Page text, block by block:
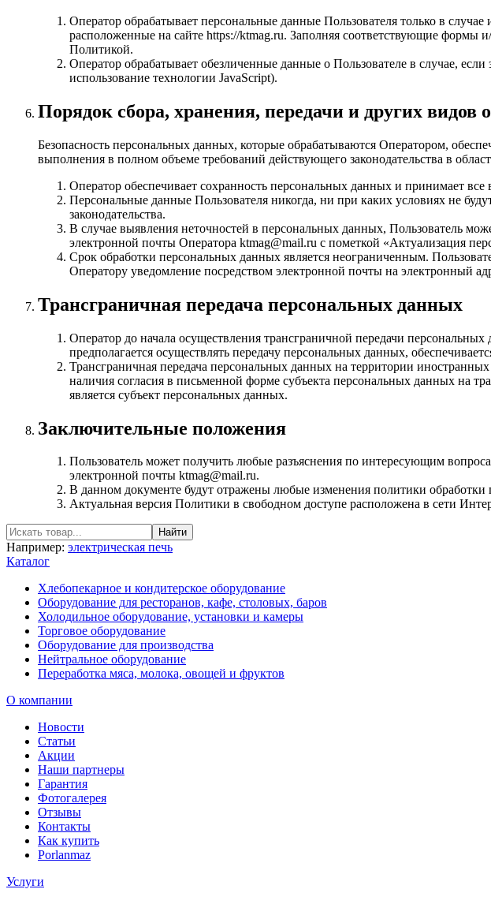
Оператор обрабатывает персональные данные Пользователя только в
расположенные на сайте https://ktmag.ru. Заполняя соответствующие формы
Политикой.
Оператор обрабатывает обезличенные данные о Пользователе в случае,
использование технологии JavaScript).
Порядок сбора, хранения, передачи и других
Безопасность персональных данных, которые обрабатываются Оператором,
выполнения в полном объеме требований действующего законодательства в
Оператор обеспечивает сохранность персональных данных и принимает
Персональные данные Пользователя никогда, ни при каких условиях не
законодательства.
В случае выявления неточностей в персональных данных, Пользователь
электронной почты Оператора ktmag@mail.ru с пометкой «Актуализация
Срок обработки персональных данных является неограниченным.
Оператору уведомление посредством электронной почты на электронный
Трансграничная передача персональных данных
Оператор до начала осуществления трансграничной передачи
предполагается осуществлять передачу персональных данных,
Трансграничная передача персональных данных на территории
наличия согласия в письменной форме субъекта персональных данных на
является субъект персональных данных.
Заключительные положения
Пользователь может получить любые разъяснения по интересующим
электронной почты ktmag@mail.ru.
В данном документе будут отражены любые изменения политики
Актуальная версия Политики в свободном доступе расположена в сети
Например: электрическая печь
Каталог
Хлебопекарное и кондитерское оборудование
Оборудование для ресторанов, кафе, столовых, баров
Холодильное оборудование, установки и камеры
Торговое оборудование
Оборудование для производства
Нейтральное оборудование
Переработка мяса, молока, овощей и фруктов
О компании
Новости
Статьи
Акции
Наши партнеры
Гарантия
Фотогалерея
Отзывы
Контакты
Как купить
Porlanmaz
Услуги